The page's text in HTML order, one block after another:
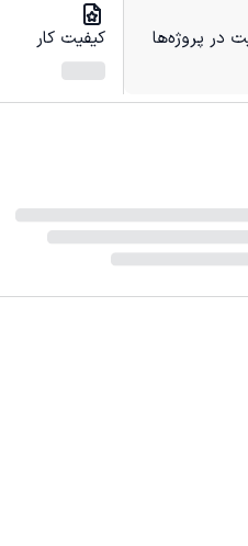
در پروژه‌ها کیفیت کار